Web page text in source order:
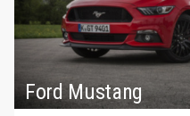
Ford Mustang